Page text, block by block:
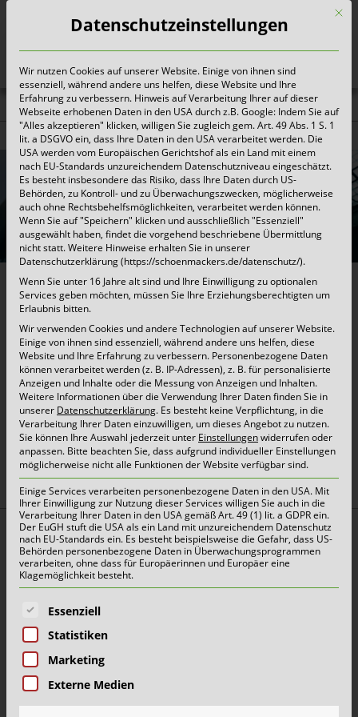
Heute für morgen sorgen
Für die Industrie
Schönmackers zählt zu den erfahrensten
Technologie- und Systemführern der
Kreislaufwirtschaft in NRW. Wir unterstützen
Kunden aus Industrie, Gewerbe und Handel bei
der gesetzeskonformen und nachhaltigen
Verwertung unterschiedlichster Reststoffe.
Sichere Prozesse.
Beratung und individuelle Lösungen bei
industriellen Anforderungen
Faires Wiege- und Identsystem im
Umleersystem
Kostenoptimierung
Erstellung von Entsorgungsnachweisen
Mit
Datenschutzeinstellungen
Wir nutzen Cookies auf unserer Website. Einige von ihnen sind
essenziell, während andere uns helfen, diese Website und Ihre
Erfahrung zu verbessern. Hinweis auf Verarbeitung Ihrer auf dieser
Webseite erhobenen Daten in den USA durch z.B. Google: Indem Sie auf
"Alles akzeptieren" klicken, willigen Sie zugleich gem. Art. 49 Abs. 1 S. 1
lit. a DSGVO ein, dass Ihre Daten in den USA verarbeitet werden. Die
USA werden vom Europäischen Gerichtshof als ein Land mit einem
nach EU-Standards unzureichendem Datenschutzniveau eingeschätzt.
Es besteht insbesondere das Risiko, dass Ihre Daten durch US-
Behörden, zu Kontroll- und zu Überwachungszwecken, möglicherweise
auch ohne Rechtsbehelfsmöglichkeiten, verarbeitet werden können.
Wenn Sie auf "Speichern" klicken und ausschließlich "Essenziell"
ausgewählt haben, findet die vorgehend beschriebene Übermittlung
nicht statt. Weitere Hinweise erhalten Sie in unserer
Datenschutzerklärung (https://schoenmackers.de/datenschutz/).
Wenn Sie unter 16 Jahre alt sind und Ihre Einwilligung zu optionalen
Services geben möchten, müssen Sie Ihre Erziehungsberechtigten um
Erlaubnis bitten.
Wir verwenden Cookies und andere Technologien auf unserer Website.
Einige von ihnen sind essenziell, während andere uns helfen, diese
Website und Ihre Erfahrung zu verbessern. Personenbezogene Daten
können verarbeitet werden (z. B. IP-Adressen), z. B. für personalisierte
Anzeigen und Inhalte oder die Messung von Anzeigen und Inhalten.
Weitere Informationen über die Verwendung Ihrer Daten finden Sie in
unserer Datenschutzerklärung. Es besteht keine Verpflichtung, in die
Verarbeitung Ihrer Daten einzuwilligen, um dieses Angebot zu nutzen.
Sie können Ihre Auswahl jederzeit unter Einstellungenwiderrufen oder
anpassen. Bitte beachten Sie, dass aufgrund individueller Einstellungen
möglicherweise nicht alle Funktionen der Website verfügbar sind.
Einige Services verarbeiten personenbezogene Daten in den USA. Mit
Ihrer Einwilligung zur Nutzung dieser Services willigen Sie auch in die
Verarbeitung Ihrer Daten in den USA gemäß Art. 49 (1) lit. a GDPR ein.
Der EuGH stuft die USA als ein Land mit unzureichendem Datenschutz
nach EU-Standards ein. Es besteht beispielsweise die Gefahr, dass US-
Behörden personenbezogene Daten in Überwachungsprogrammen
verarbeiten, ohne dass für Europäerinnen und Europäer eine
Klagemöglichkeit besteht.
Es folgt eine Liste der Service-Gruppen, für die eine
Essenziell
Statistiken
Marketing
Externe Medien